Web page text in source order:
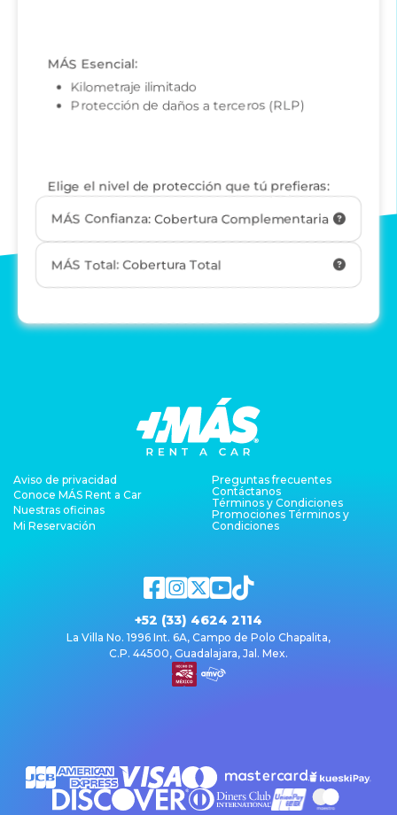
MÁS Esencial:
Kilometraje ilimitado
Protección de daños a terceros (RLP)
Elige el nivel de protección que tú prefieras:
MÁS Confianza: Cobertura Complementaria
MÁS Total: Cobertura Total
Aviso de privacidad
Conoce MÁS Rent a Car
Nuestras oficinas
Mi Reservación
Preguntas frecuentes
Contáctanos
Términos y Condiciones
Promociones Términos y
Condiciones
+52 (33) 4624 2114
La Villa No. 1996 Int. 6A, Campo de Polo Chapalita,
C.P. 44500, Guadalajara, Jal. Mex.